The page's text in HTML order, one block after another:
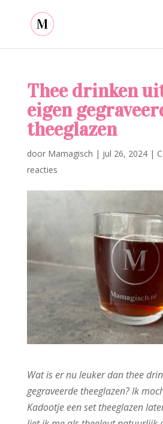
Thee drinken
eigen
theeglazen
door Mamagisch | jul 26, 2024|
reacties
Wat is er nu leuker dan thee
gegraveerde theeglazen? Ik
Kadootje een set theeglazen